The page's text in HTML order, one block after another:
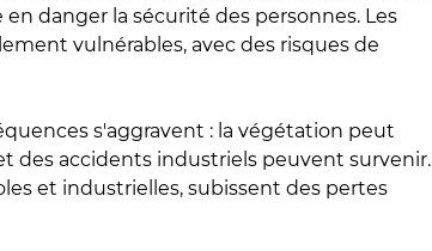
danger la sécurité des personnes. Les
vulnérables, avec des risques de
s'aggravent : la végétation peut
des accidents industriels peuvent survenir.
et industrielles, subissent des pertes